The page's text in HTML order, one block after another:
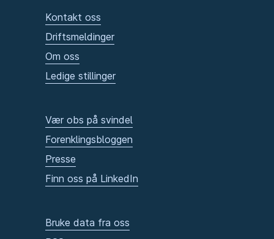
Kontakt oss
Driftsmeldinger
Om oss
Ledige stillinger
Vær obs på svindel
Forenklingsbloggen
Presse
Finn oss på LinkedIn
Bruke data fra oss